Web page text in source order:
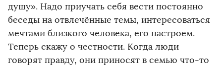
душу». Надо приучать себя вести постоянно
беседы на отвлечённые темы, интересоваться
мечтами близкого человека, его настроем.
Теперь скажу о честности. Когда люди
говорят правду, они приносят в семью что-то